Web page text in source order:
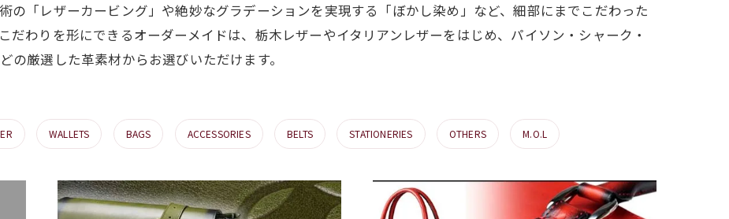
の「レザーカービング」や絶妙なグラデーションを実現する「ぼかし染め」など、細部にまでこだわった
だわりを形にできるオーダーメイドは、栃木レザーやイタリアンレザーをはじめ、パイソン・シャーク・
厳選した革素材からお選びいただけます。
WALLETS BAGS ACCESSORIES BELTS STATIONERIES OTHERS M.O.L